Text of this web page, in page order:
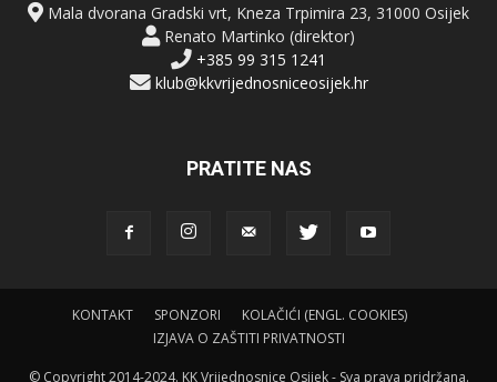
Mala dvorana Gradski vrt, Kneza Trpimira 23, 31000 Osijek
Renato Martinko (direktor)
+385 99 315 1241
klub@kkvrijednosniceosijek.hr
PRATITE NAS
KONTAKT SPONZORI
KOLAČIĆI (ENGL. COOKIES)
IZJAVA O ZAŠTITI PRIVATNOSTI
© Copyright 2014-2024. KK Vrijednosnice Osijek - Sva prava pridržana.